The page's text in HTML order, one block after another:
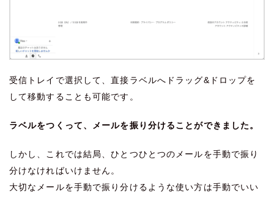
受信トレイで選択して、直接ラベルへドラッグ&ドロップを
して移動することも可能です。
ラベルをつくって、メールを振り分けることができました。
しかし、これでは結局、ひとつひとつのメールを手動で振り
分けなければいけません。
大切なメールを手動で振り分けるような使い方は手動でいい